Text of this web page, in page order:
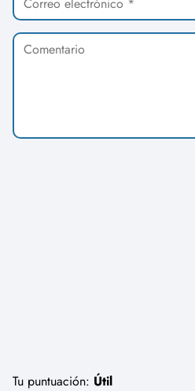
Tu puntuación: Útil